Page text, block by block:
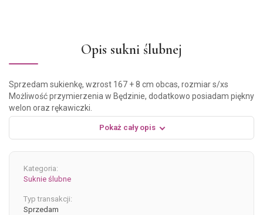
Opis sukni ślubnej
Sprzedam sukienkę, wzrost 167 + 8 cm obcas, rozmiar s/xs
Możliwość przymierzenia w Będzinie, dodatkowo posiadam piękny
welon oraz rękawiczki.
Pokaż cały opis
Kategoria:
Suknie ślubne
Typ transakcji:
Sprzedam